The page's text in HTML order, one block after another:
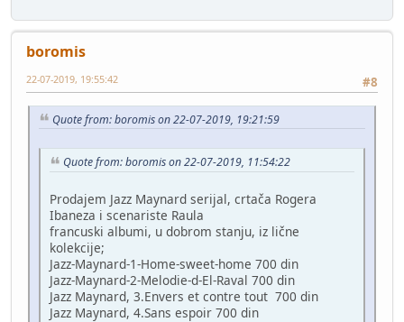
boromis
#8
22-07-2019, 19:55:42
Quote from: boromis on 22-07-2019, 19:21:59
Quote from: boromis on 22-07-2019, 11:54:22
Prodajem Jazz Maynard serijal, crtača Rogera
Ibaneza i scenariste Raula
francuski albumi, u dobrom stanju, iz lične
kolekcije;
Jazz-Maynard-1-Home-sweet-home 700 din
Jazz-Maynard-2-Melodie-d-El-Raval 700 din
Jazz Maynard, 3.Envers et contre tout 700 din
Jazz Maynard, 4.Sans espoir 700 din